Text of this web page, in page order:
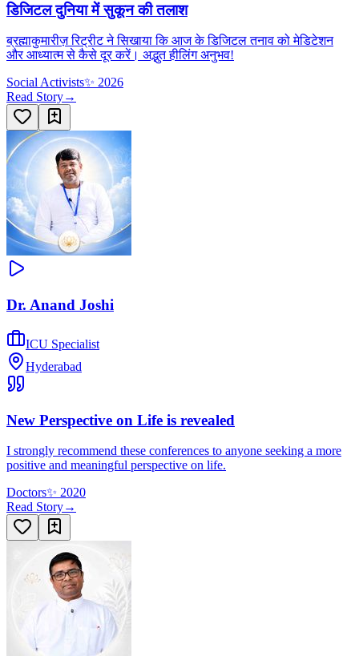
डिजिटल दुनिया में सुकून की तलाश
ब्रह्माकुमारीज़ रिट्रीट ने सिखाया कि आज के डिजिटल तनाव को मेडिटेशन
और आध्यात्म से कैसे दूर करें। अद्भुत हीलिंग अनुभव!
Social Activists✨ 2026
Read Story→
Dr. Anand Joshi
ICU Specialist
Hyderabad
New Perspective on Life is revealed
I strongly recommend these conferences to anyone seeking a more
positive and meaningful perspective on life.
Doctors✨ 2020
Read Story→